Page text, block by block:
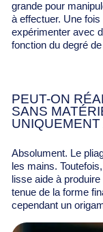
grande pour
à effectuer. Une
expérimenter avec
fonction du degré
PEUT-ON
SANS
Absolument. Le
les mains.
lisse aide à
tenue de la forme
cependant un